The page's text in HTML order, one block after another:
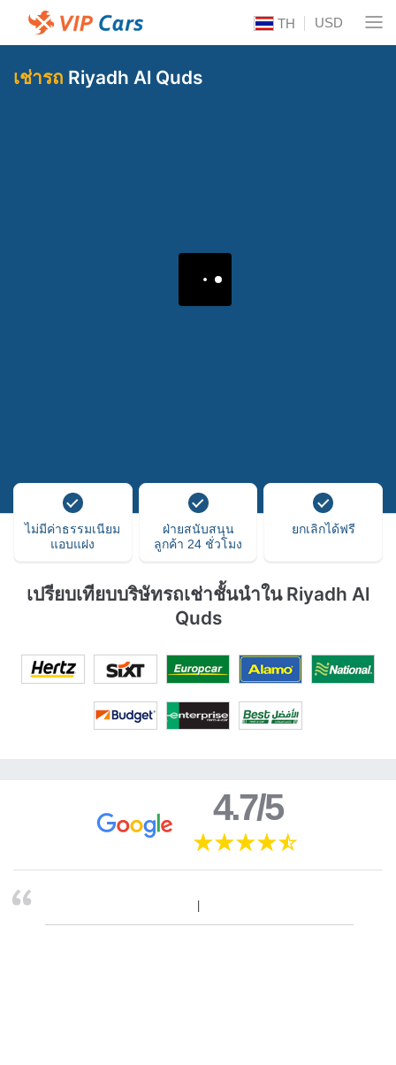
TH USD
เช่ารถ Riyadh Al Quds
ไม่มีค่าธรรมเนียม
แอบแฝง
ฝ่ายสนับสนุน
ลูกค้า 24 ชั่วโมง
ยกเลิกได้ฟรี
เปรียบเทียบบริษัทรถเช่าชั้นนำใน Riyadh Al
Quds
4.7/5